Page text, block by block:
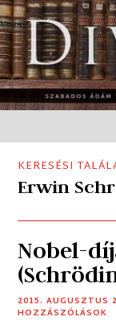
KERESÉSI
Erwin
Nobel-
2015. AUGUSZTUS
HOZZÁSZÓLÁSOK